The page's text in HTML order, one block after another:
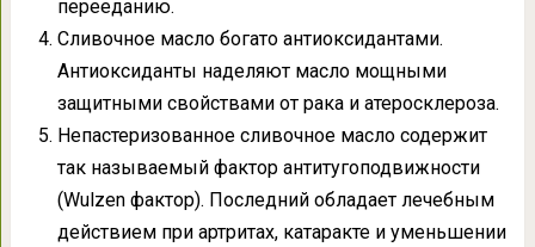
перееданию.
Сливочное масло богато антиоксидантами.
Антиоксиданты наделяют масло мощными
защитными свойствами от рака и атеросклероза.
Непастеризованное сливочное масло содержит
так называемый фактор антитугоподвижности
(Wulzen фактор). Последний обладает лечебным
действием при артритах, катаракте и уменьшении